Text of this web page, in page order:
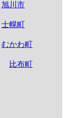
旭川市
士幌町
むかわ町
比布町